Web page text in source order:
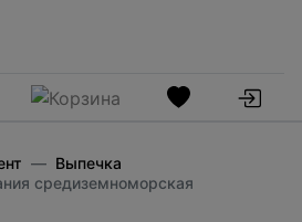
Выпечка
средиземноморская